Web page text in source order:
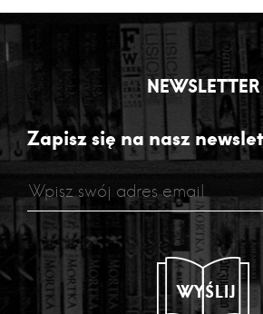
NEWSLETTER
Zapisz się na nasz
WYŚLIJ